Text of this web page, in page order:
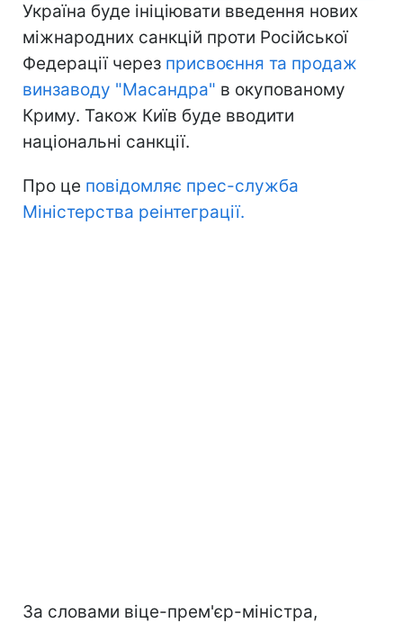
Україна буде ініціювати введення нових
міжнародних санкцій проти Російської
Федерації через присвоєння та продаж
винзаводу "Масандра" в окупованому
Криму. Також Київ буде вводити
національні санкції.
Про це повідомляє прес-служба
Міністерства реінтеграції.
За словами віце-прем'єр-міністра,